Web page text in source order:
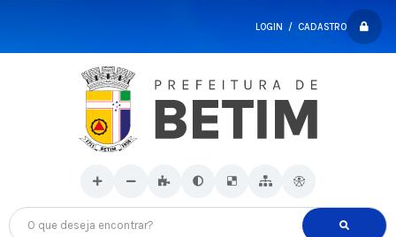
LOGIN / CADASTRO
O que deseja encontrar?